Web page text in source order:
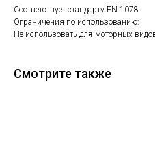
Соответствует стандарту EN 1078.
Ограничения по использованию:
Не использовать для моторных
Смотрите также